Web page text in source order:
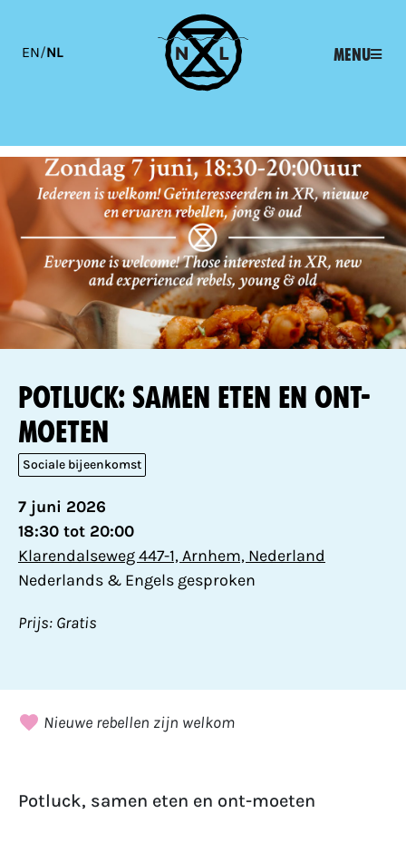
EN/NL Menu
Potluck: samen eten en ont-
moeten
Sociale bijeenkomst
7 juni 2026
18:30 tot 20:00
Klarendalseweg 447-1, Arnhem, Nederland
Nederlands & Engels gesproken
Prijs: Gratis
Nieuwe rebellen zijn welkom
Potluck, samen eten en ont-moeten